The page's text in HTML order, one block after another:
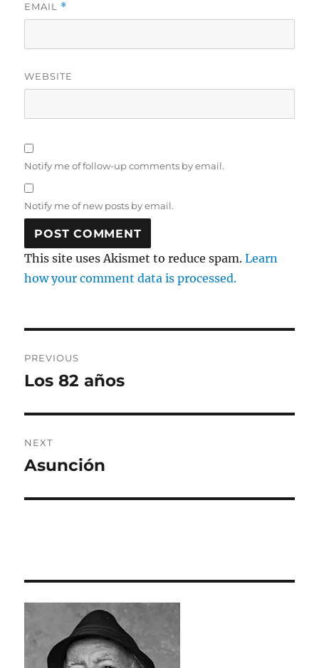
EMAIL *
WEBSITE
Notify me of follow-up comments by email.
Notify me of new posts by email.
This site uses Akismet to reduce spam.Learn
how your comment data is processed.
navigation
PREVIOUS
Previous
Los 82 años
NEXT
Next
Asunción